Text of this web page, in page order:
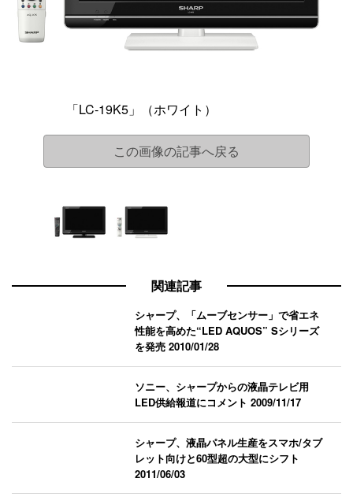
「LC-19K5」（ホワイト）
この画像の記事へ戻る
関連記事
シャープ、「ムーブセンサー」で省エネ
性能を高めた“LED AQUOS” Sシリーズ
を発売2010/01/28
ソニー、シャープからの液晶テレビ用
LED供給報道にコメント2009/11/17
シャープ、液晶パネル生産をスマホ/タブ
レット向けと60型超の大型にシフト
2011/06/03